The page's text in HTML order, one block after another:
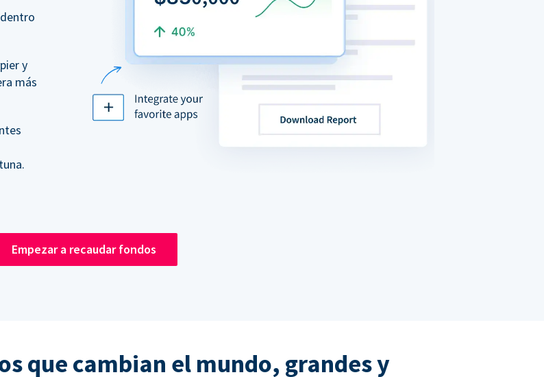
y
más
Empezar a recaudar fondos
que cambian el mundo, grandes y